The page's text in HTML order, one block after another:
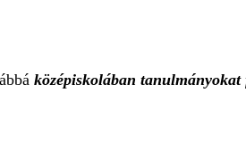
középiskolában tanulmányokat